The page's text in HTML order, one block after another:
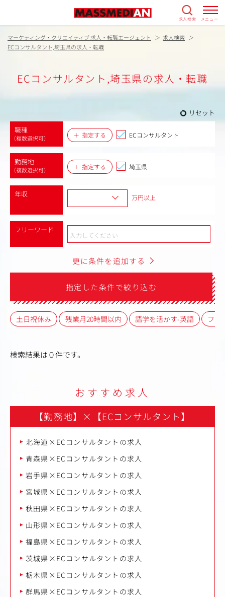
求人検索 メニュー
マーケティング・クリエイティブ 求人・転職エージェント
求人検索
ECコンサルタント,埼玉県の求人・転職
ECコンサルタント,埼玉県の求人・転職
リセット
職種
（複数選択可） 指定する ECコンサルタント
勤務地
（複数選択可） 指定する 埼玉県
年収 万円以上
フリーワード
更に条件を追加する
指定した条件で絞り込む
土日祝休み 残業月20時間以内 語学を活かす-英語 フレ
検索結果は０件です。
おすすめ求人
【勤務地】 × 【ECコンサルタント】
北海道×ECコンサルタントの求人
青森県×ECコンサルタントの求人
岩手県×ECコンサルタントの求人
宮城県×ECコンサルタントの求人
秋田県×ECコンサルタントの求人
山形県×ECコンサルタントの求人
福島県×ECコンサルタントの求人
茨城県×ECコンサルタントの求人
栃木県×ECコンサルタントの求人
群馬県×ECコンサルタントの求人